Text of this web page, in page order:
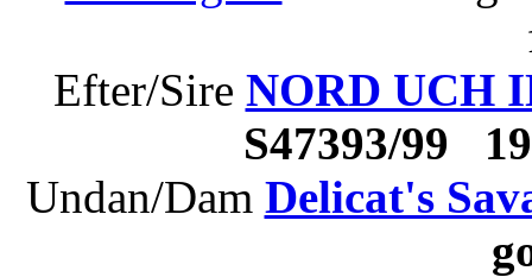
Efter/Sire NORD UCH
S47393/99
Undan/Dam Delicat's